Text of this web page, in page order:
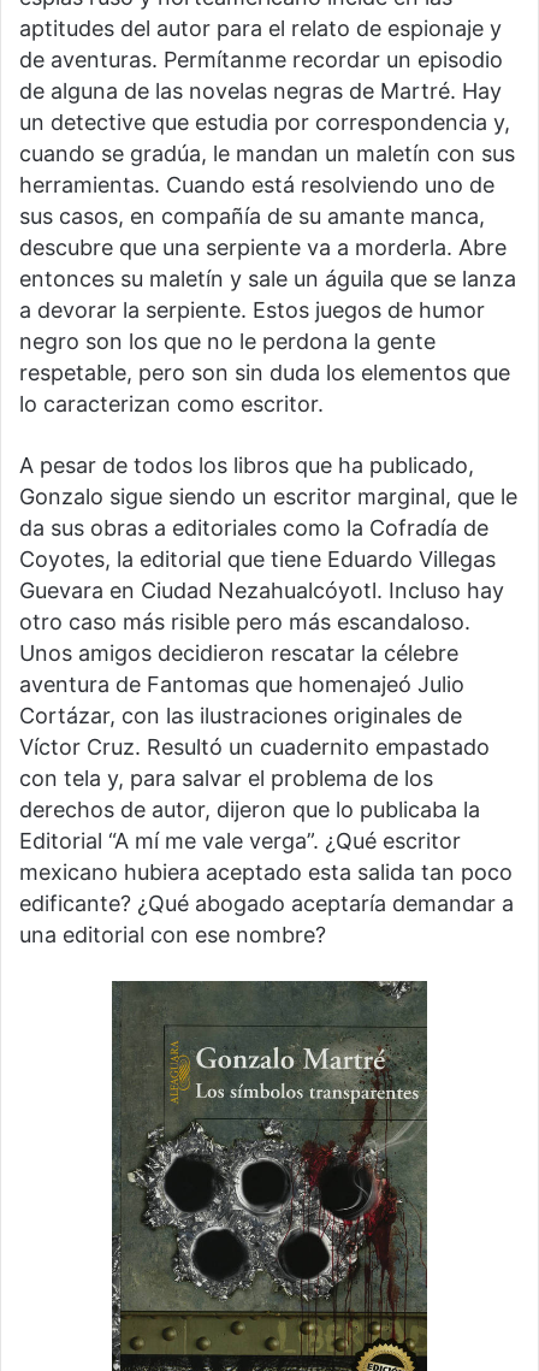
aptitudes del autor para el relato de espionaje y
de aventuras. Permítanme recordar un episodio
de alguna de las novelas negras de Martré. Hay
un detective que estudia por correspondencia y,
cuando se gradúa, le mandan un maletín con sus
herramientas. Cuando está resolviendo uno de
sus casos, en compañía de su amante manca,
descubre que una serpiente va a morderla. Abre
entonces su maletín y sale un águila que se lanza
a devorar la serpiente. Estos juegos de humor
negro son los que no le perdona la gente
respetable, pero son sin duda los elementos que
lo caracterizan como escritor.
A pesar de todos los libros que ha publicado,
Gonzalo sigue siendo un escritor marginal, que le
da sus obras a editoriales como la Cofradía de
Coyotes, la editorial que tiene Eduardo Villegas
Guevara en Ciudad Nezahualcóyotl. Incluso hay
otro caso más risible pero más escandaloso.
Unos amigos decidieron rescatar la célebre
aventura de Fantomas que homenajeó Julio
Cortázar, con las ilustraciones originales de
Víctor Cruz. Resultó un cuadernito empastado
con tela y, para salvar el problema de los
derechos de autor, dijeron que lo publicaba la
Editorial “A mí me vale verga”. ¿Qué escritor
mexicano hubiera aceptado esta salida tan poco
edificante? ¿Qué abogado aceptaría demandar a
una editorial con ese nombre?